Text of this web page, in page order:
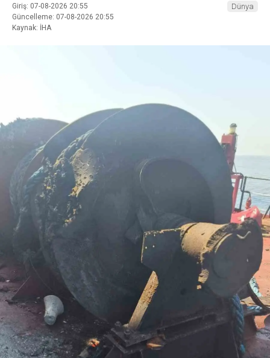
Giriş: 07-08-2026 20:55
Güncelleme: 07-08-2026 20:55
Kaynak: İHA
Dünya